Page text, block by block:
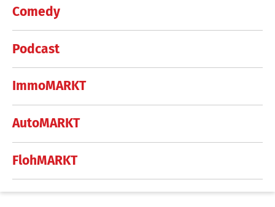
Comedy
Podcast
ImmoMARKT
AutoMARKT
FlohMARKT